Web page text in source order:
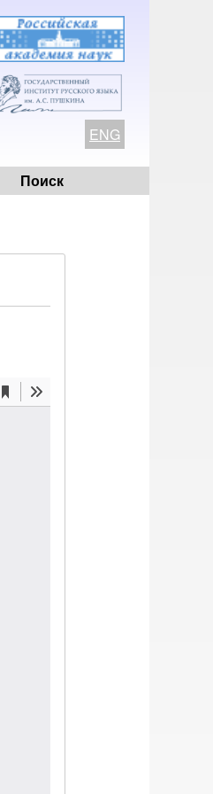
ENG
Поиск